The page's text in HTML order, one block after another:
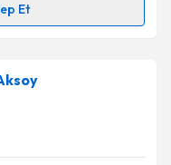
ilişkinAydınlatma
Gönder
Et
takvimi talebi
almanız için bir
ile bilgilendireceğiz.